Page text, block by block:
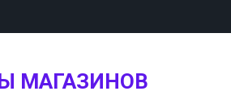
МАГАЗИНОВ